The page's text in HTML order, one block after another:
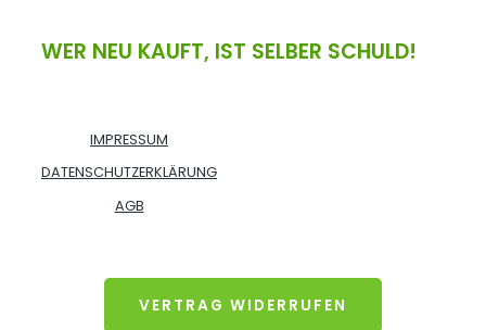
WER NEU KAUFT, IST SELBER SCHULD!
IMPRESSUM
DATENSCHUTZERKLÄRUNG
AGB
VERTRAG WIDERRUFEN